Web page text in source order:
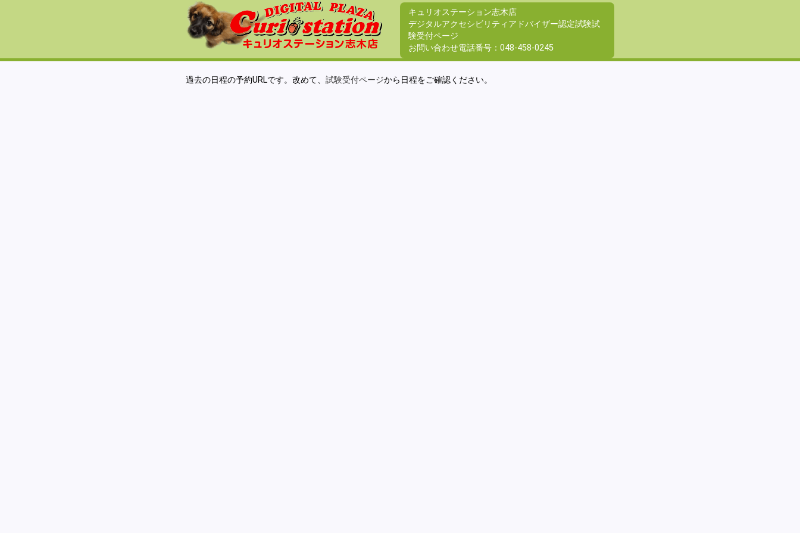
キュリオステーション志木店
デジタルアクセシビリティアドバイザー認定試験試
験受付ページ
お問い合わせ電話番号：048-458-0245
過去の日程の予約URLです。改めて、 試験受付ページから日程をご確認ください。